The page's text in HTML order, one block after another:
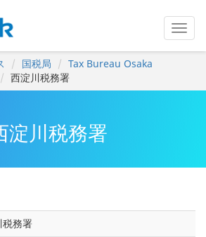
国税局
Tax Bureau Osaka
西淀川税務署
淀川税務署
税務署